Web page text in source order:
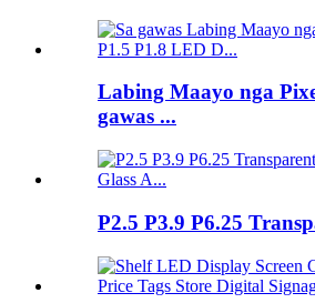
Labing Maayo nga
gawas ...
P2.5 P3.9 P6.25